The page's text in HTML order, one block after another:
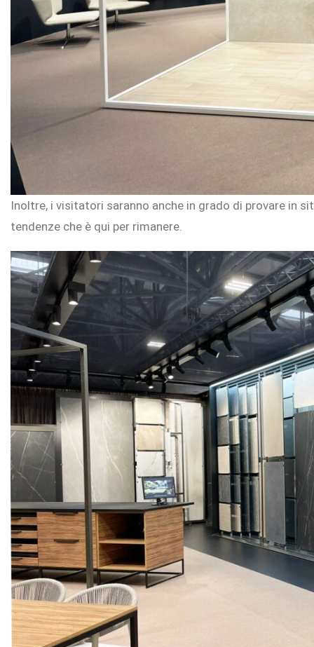
Inoltre, i visitatori saranno anche in grado di provare in
tendenze che è qui per rimanere.